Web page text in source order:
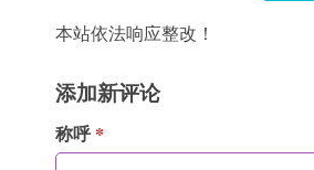
本站依法响应整改！
添加新评论
称呼